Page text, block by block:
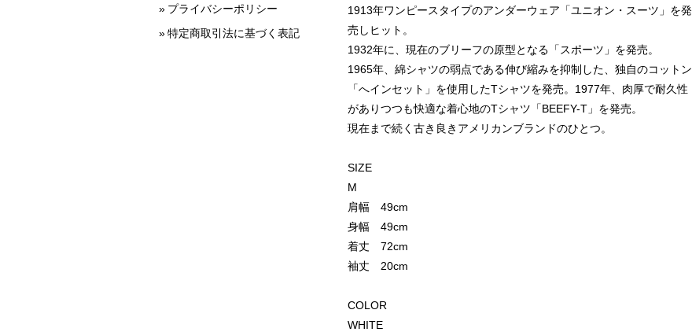
1913年ワンピースタイプのアンダーウェア「ユニオン・スーツ」を発
売しヒット。
1932年に、現在のブリーフの原型となる「スポーツ」を発売。
1965年、綿シャツの弱点である伸び縮みを抑制した、独自のコットン
「へインセット」を使用したTシャツを発売。1977年、肉厚で耐久性
がありつつも快適な着心地のTシャツ「BEEFY-T」を発売。
現在まで続く古き良きアメリカンブランドのひとつ。
SIZE
M
肩幅 49cm
身幅 49cm
着丈 72cm
袖丈 20cm
COLOR
WHITE
プライバシーポリシー
特定商取引法に基づく表記